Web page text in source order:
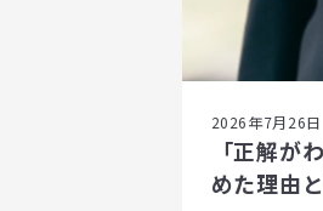
2026年7月26日
「正解
めた理由